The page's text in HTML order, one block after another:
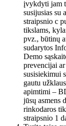
įvykdyti jam
susijusias su
straipsnio c
tikslams,
pvz., būtinų
sudarytos
Demo
prevencijai
susisiekimui
gautu
apimtimi –
jūsų asmens
rinkodaros
straipsnio 1